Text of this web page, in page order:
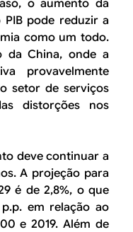
o aumento da
pode reduzir a
como um todo.
da China, onde a
provavelmente
setor de serviços
distorções nos
deve continuar a
A projeção para
é de 2,8%, o que
em relação ao
e 2019. Além de